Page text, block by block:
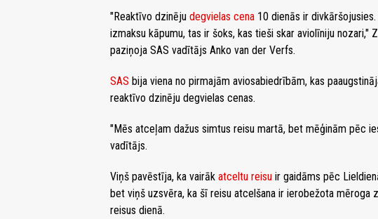
"Reaktīvo dzinēju degvielas cena 10 dienās ir
izmaksu kāpumu, tas ir šoks, kas tieši skar aviolīniju nozari,"
paziņoja SAS vadītājs Anko van der Verfs.
SAS bija viena no pirmajām aviosabiedrībām, kas
reaktīvo dzinēju degvielas cenas.
"Mēs atceļam dažus simtus reisu martā, bet mēģinām pēc
vadītājs.
Viņš pavēstīja, ka vairāk atceltu reisu ir gaidāms pēc
bet viņš uzsvēra, ka šī reisu atcelšana ir ierobežota mēroga
reisus dienā.